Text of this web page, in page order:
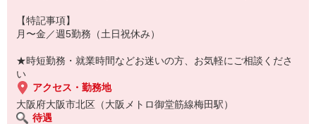
【特記事項】
月〜金／週5勤務（土日祝休み）
★時短勤務・就業時間などお迷いの方、お気軽にご相談くださ
い
アクセス・勤務地
大阪府大阪市北区（大阪メトロ御堂筋線梅田駅）
待遇